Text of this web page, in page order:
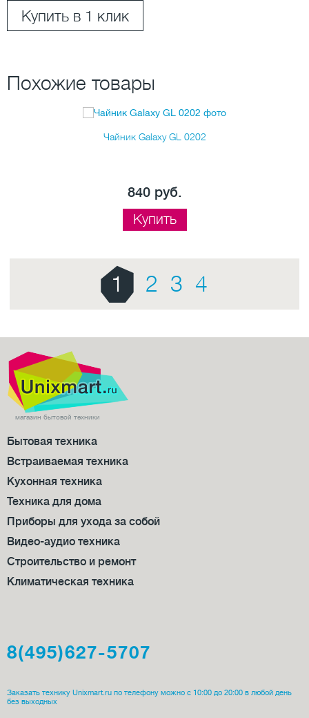
Купить в 1 клик
Похожие товары
Чайник Galaxy GL 0202
840 руб.
Купить
1 2 3 4
магазин бытовой техники
Бытовая техника
Встраиваемая техника
Кухонная техника
Техника для дома
Приборы для ухода за собой
Видео-аудио техника
Строительство и ремонт
Климатическая техника
8(495)627-5707
Заказать технику Unixmart.ru по телефону можно с 10:00 до 20:00 в любой день
без выходных